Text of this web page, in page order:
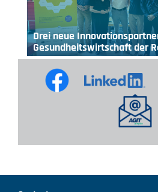
Drei neue
Gesundheitswirtschaft der